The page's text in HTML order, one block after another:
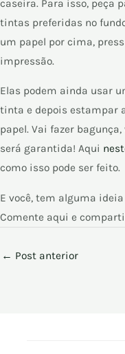
caseira. Para isso, peça
tintas preferidas no
um papel por cima,
impressão.
Elas podem ainda usar
tinta e depois estampar
papel. Vai fazer
será garantida! Aqui
como isso pode ser feito.
E você, tem alguma
Comente aqui e
← Post anterior